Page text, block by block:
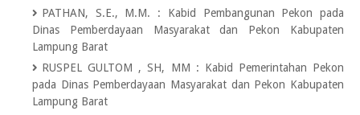
PATHAN, S.E., M.M.
:
Kabid Pembangunan Pekon pada
Dinas Pemberdayaan Masyarakat dan Pekon Kabupaten
Lampung Barat
RUSPEL GULTOM , SH, MM : Kabid Pemerintahan Pekon
pada Dinas Pemberdayaan Masyarakat dan Pekon Kabupaten
Lampung Barat